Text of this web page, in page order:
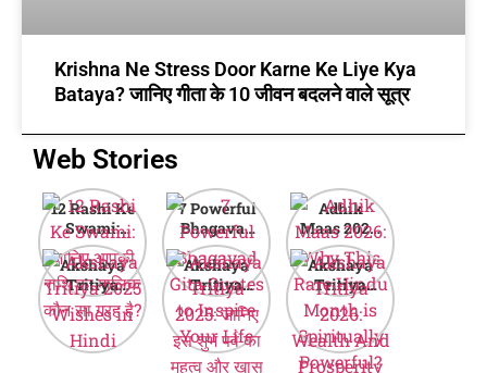
Krishna Ne Stress Door Karne Ke Liye Kya
Bataya? जानिए गीता के 10 जीवन बदलने वाले सूत्र
Web Stories
12 Rashi Ke
Swami:
जानिए आपकी
राशि का मालिक
कौन सा ग्रह है?
7 Powerful
Bhagavad
Gita Quotes
to Inspire
Your Life
Adhik
Maas 2026:
Why This
Rare Hindu
Month is
Spiritually
Powerful?
Akshaya
Tritiya
2025
Wishes in
Hindi
Akshaya
Tritiya
2025: जानिए
इस शुभ पर्व का
महत्व और खास
बातें
Akshaya
Tritiya
2026:
Wealth And
Prosperity
Guide